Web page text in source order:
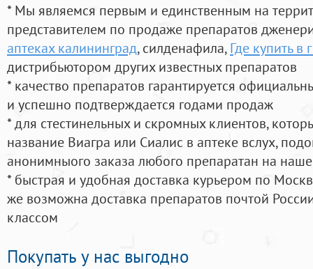
* Мы являемся первым и единственным на
представителем по продаже препаратов
аптеках калининград, силденафила, Где купить в
дистрибьютором других известных препаратов
* качество препаратов гарантируется
и успешно подтверждается годами продаж
* для стестинельных и скромных клиентов,
название Виагра или Сиалис в аптеке вслух,
анонимныого заказа любого препаратан на
* быстрая и удобная доставка курьером по
же возможна доставка препаратов почтой
классом
Покупать у нас выгодно